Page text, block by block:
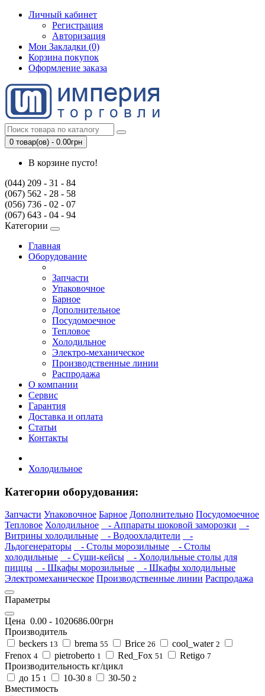
Личный кабинет
Регистрация
Авторизация
Мои Закладки (0)
Корзина покупок
Оформление заказа
0 товар(ов) - 0.00грн
В корзине пусто!
(044) 209 - 31 - 84
(067) 562 - 28 - 58
(056) 736 - 02 - 07
(067) 643 - 04 - 94
Категории
Главная
Оборудование
Запчасти
Упаковочное
Барное
Дополнительное
Посудомоечное
Тепловое
Холодильное
Электро-механическое
Производственные линии
Распродажа
О компании
Сервис
Гарантия
Доставка и оплата
Статьи
Контакты
Холодильное
Категории оборудования:
Запчасти Упаковочное Барное Дополнительно Посудомоечное
Тепловое Холодильное - Аппараты шоковой замoрoзки
-
Витрины холодильные
- Водоохладители
-
Льдогенераторы
- Столы морозильные
- Столы
холодильные
- Суши-кейсы
- Холодильные столы для
пиццы
- Шкафы морозильные
- Шкафы холодильные
Электромеханическое Производственные линии Распродажа
Параметры
Цена 0.00 - 1020686.00грн
Производитель
beckers 13 brema 55 Brice 26 cool_water 2
Frenox 4 pietroberto 1 Red_Fox 51 Retigo 7
Производительность кг/цикл
до 15 1 10-30 8 30-50 2
Вместимость